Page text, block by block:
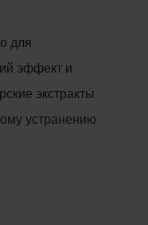
для
эффект и
экстракты
устранению